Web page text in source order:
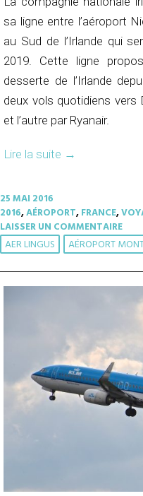
sa ligne entre l’aéroport
au Sud de l’Irlande qui
2019. Cette ligne
desserte de l’Irlande
deux vols quotidiens vers
et l’autre par Ryanair.
Lire la suite →
25 MAI 2016
2016,AÉROPORT,FRANCE,
LAISSER UN COMMENTAIRE
AER LINGUS AÉROPORT